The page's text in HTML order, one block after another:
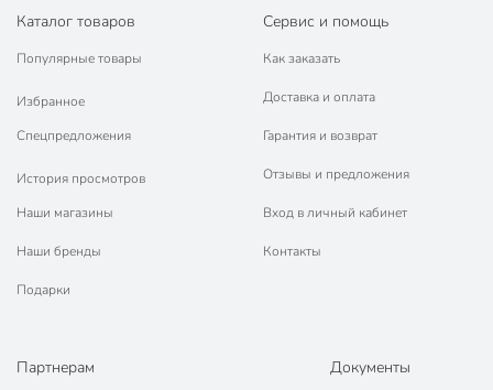
Каталог товаров
Популярные товары
Избранное
Спецпредложения
История просмотров
Наши магазины
Наши бренды
Подарки
Сервис и помощь
Как заказать
Доставка и оплата
Гарантия и возврат
Отзывы и предложения
Вход в личный кабинет
Контакты
Партнерам Документы